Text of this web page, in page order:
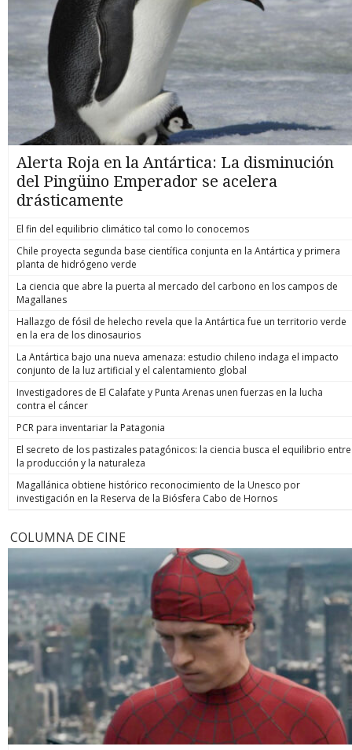
Alerta Roja en la Antártica: La disminución
del Pingüino Emperador se acelera
drásticamente
El fin del equilibrio climático tal como lo conocemos
Chile proyecta segunda base científica conjunta en la Antártica y primera
planta de hidrógeno verde
La ciencia que abre la puerta al mercado del carbono en los campos de
Magallanes
Hallazgo de fósil de helecho revela que la Antártica fue un territorio verde
en la era de los dinosaurios
La Antártica bajo una nueva amenaza: estudio chileno indaga el impacto
conjunto de la luz artificial y el calentamiento global
Investigadores de El Calafate y Punta Arenas unen fuerzas en la lucha
contra el cáncer
PCR para inventariar la Patagonia
El secreto de los pastizales patagónicos: la ciencia busca el equilibrio entre
la producción y la naturaleza
Magallánica obtiene histórico reconocimiento de la Unesco por
investigación en la Reserva de la Biósfera Cabo de Hornos
COLUMNA DE CINE